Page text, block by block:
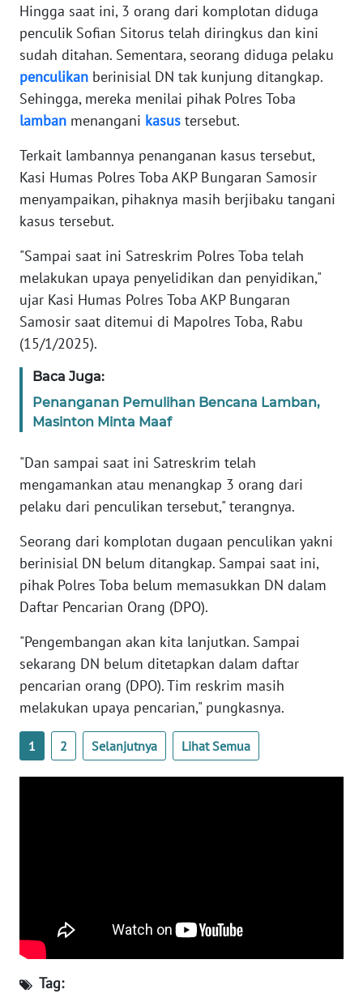
Hingga saat ini, 3 orang dari komplotan diduga
penculik Sofian Sitorus telah diringkus dan kini
sudah ditahan. Sementara, seorang diduga pelaku
penculikan berinisial DN tak kunjung ditangkap.
Sehingga, mereka menilai pihak Polres Toba
lamban menangani kasus tersebut.
Terkait lambannya penanganan kasus tersebut,
Kasi Humas Polres Toba AKP Bungaran Samosir
menyampaikan, pihaknya masih berjibaku tangani
kasus tersebut.
"Sampai saat ini Satreskrim Polres Toba telah
melakukan upaya penyelidikan dan penyidikan,"
ujar Kasi Humas Polres Toba AKP Bungaran
Samosir saat ditemui di Mapolres Toba, Rabu
(15/1/2025).
Baca Juga:
Penanganan Pemulihan Bencana Lamban,
Masinton Minta Maaf
"Dan sampai saat ini Satreskrim telah
mengamankan atau menangkap 3 orang dari
pelaku dari penculikan tersebut," terangnya.
Seorang dari komplotan dugaan penculikan yakni
berinisial DN belum ditangkap. Sampai saat ini,
pihak Polres Toba belum memasukkan DN dalam
Daftar Pencarian Orang (DPO).
"Pengembangan akan kita lanjutkan. Sampai
sekarang DN belum ditetapkan dalam daftar
pencarian orang (DPO). Tim reskrim masih
melakukan upaya pencarian," pungkasnya.
1 2 Selanjutnya Lihat Semua
Tag:
WN
JAMBI
WN
SULTRA
WN
SULTENG
SULBAR
WN
BABEL
SUMBAR
WN
WN
BENGKULU
WN
LAMPUNG
WN
WN
NUSANTARA
WN
JOGJA
KALBAR
KALTENG